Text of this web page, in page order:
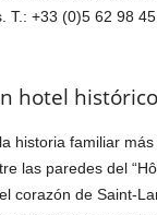
T.: +33 (0)5 62 98
hotel histórico
historia familiar
las paredes del
corazón de Saint-